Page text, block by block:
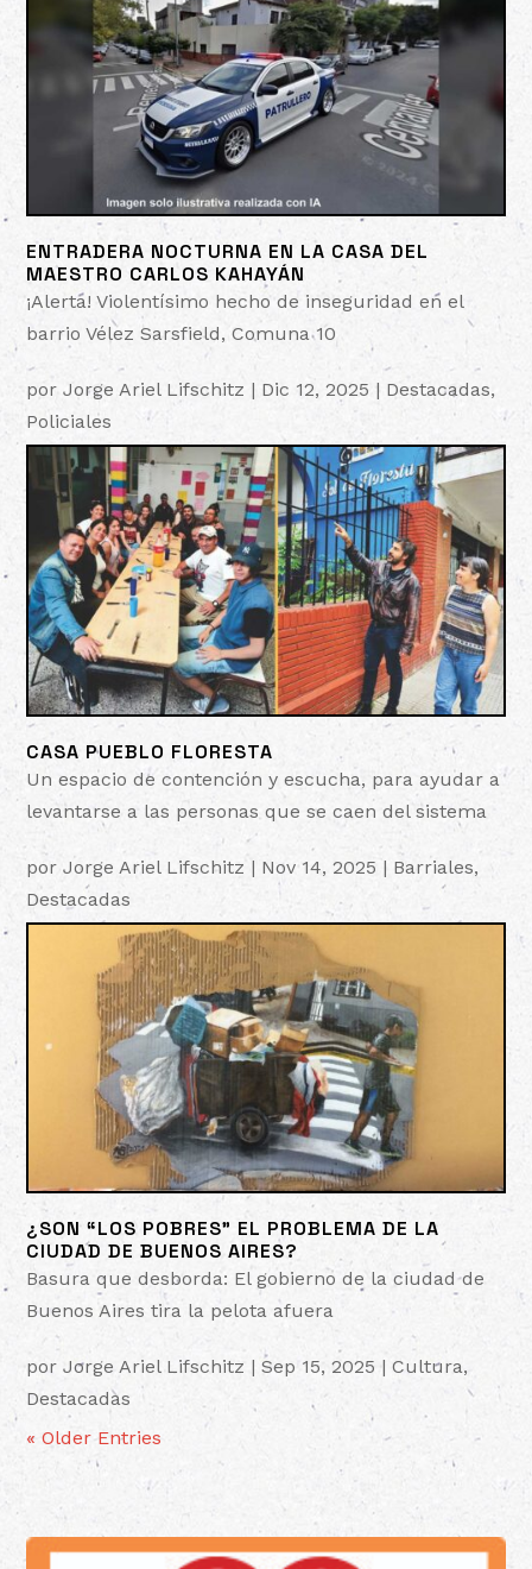
ENTRADERA NOCTURNA EN LA CASA DEL
MAESTRO CARLOS KAHAYÁN
porJorge Ariel Lifschitz | Dic 12, 2025 | Destacadas,
Policiales
¡Alerta! Violentísimo hecho de inseguridad en el
barrio Vélez Sarsfield, Comuna 10
CASA PUEBLO FLORESTA
porJorge Ariel Lifschitz | Nov 14, 2025 | Barriales,
Destacadas
Un espacio de contención y escucha, para ayudar a
levantarse a las personas que se caen del sistema
¿SON “LOS POBRES” EL PROBLEMA DE LA
CIUDAD DE BUENOS AIRES?
porJorge Ariel Lifschitz |Sep 15, 2025 |Cultura,
Destacadas
Basura que desborda: El gobierno de la ciudad de
Buenos Aires tira la pelota afuera
« Older Entries